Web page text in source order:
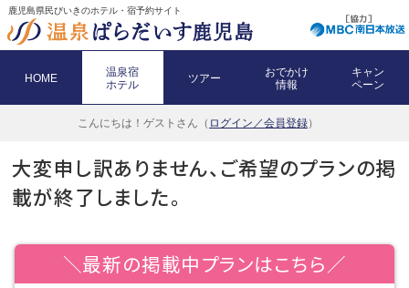
鹿児島県民びいきのホテル・宿予約サイト
HOME
温泉宿
ホテル
ツアー
おでかけ
情報
キャン
ペーン
こんにちは！ ゲストさん（ ログイン／会員登録）
大変申し訳ありません、ご希望のプランの掲
載が終了しました。
＼最新の掲載中プランはこちら／